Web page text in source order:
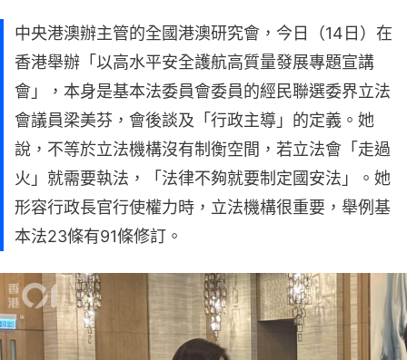
中央港澳辦主管的全國港澳研究會，今日（14日）在
香港舉辦「以高水平安全護航高質量發展專題宣講
會」，本身是基本法委員會委員的經民聯選委界立法
會議員梁美芬，會後談及「行政主導」的定義。她
說，不等於立法機構沒有制衡空間，若立法會「走過
火」就需要執法，「法律不夠就要制定國安法」。她
形容行政長官行使權力時，立法機構很重要，舉例基
本法23條有91條修訂。